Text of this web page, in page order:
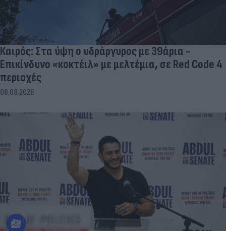
Καιρός: Στα ύψη ο υδράργυρος με 39άρια -
Επικίνδυνο «κοκτέιλ» με μελτέμια, σε Red Code 4
περιοχές
08.08.2026